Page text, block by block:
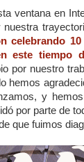
ventana en
celebrando
este tiempo
por nuestro
hemos
y
por parte de
que fuimos